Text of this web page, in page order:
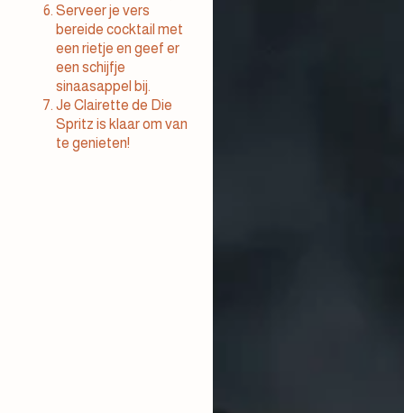
Serveer je vers
bereide cocktail met
een rietje en geef er
een schijfje
sinaasappel bij.
Je Clairette de Die
Spritz is klaar om van
te genieten!